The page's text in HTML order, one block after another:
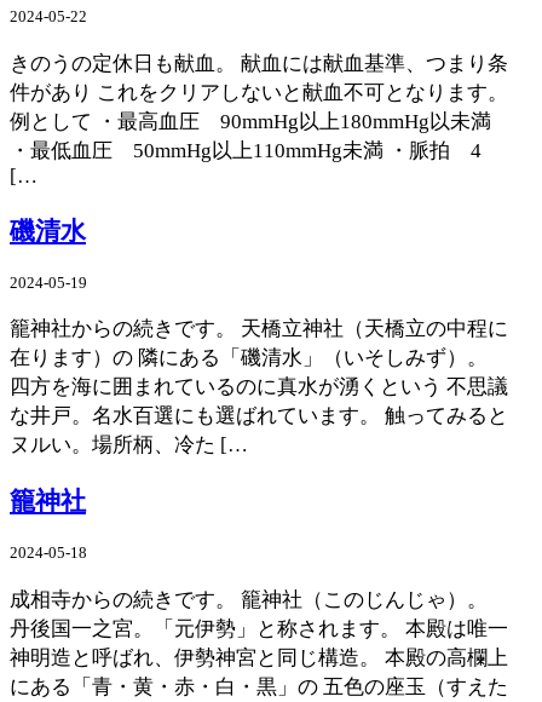
2024-05-22
きのうの定休日も献血。 献血には献血基準、つまり条
件があり これをクリアしないと献血不可となります。
例として ・最高血圧 90mmHg以上180mmHg以未満
・最低血圧 50mmHg以上110mmHg未満 ・脈拍 4
[…
磯清水
2024-05-19
籠神社からの続きです。 天橋立神社（天橋立の中程に
在ります）の 隣にある「磯清水」（いそしみず）。
四方を海に囲まれているのに真水が湧くという 不思議
な井戸。名水百選にも選ばれています。 触ってみると
ヌルい。場所柄、冷た […
籠神社
2024-05-18
成相寺からの続きです。 籠神社（このじんじゃ）。
丹後国一之宮。「元伊勢」と称されます。 本殿は唯一
神明造と呼ばれ、伊勢神宮と同じ構造。 本殿の高欄上
にある「青・黄・赤・白・黒」の 五色の座玉（すえた